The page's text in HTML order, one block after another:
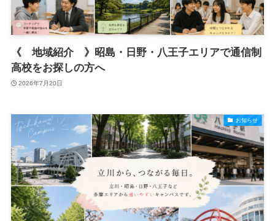
《 地域紹介 》昭島・日野・八王子エリアで通信制
高校をお探しの方へ
2026年7月20日
お知らせ